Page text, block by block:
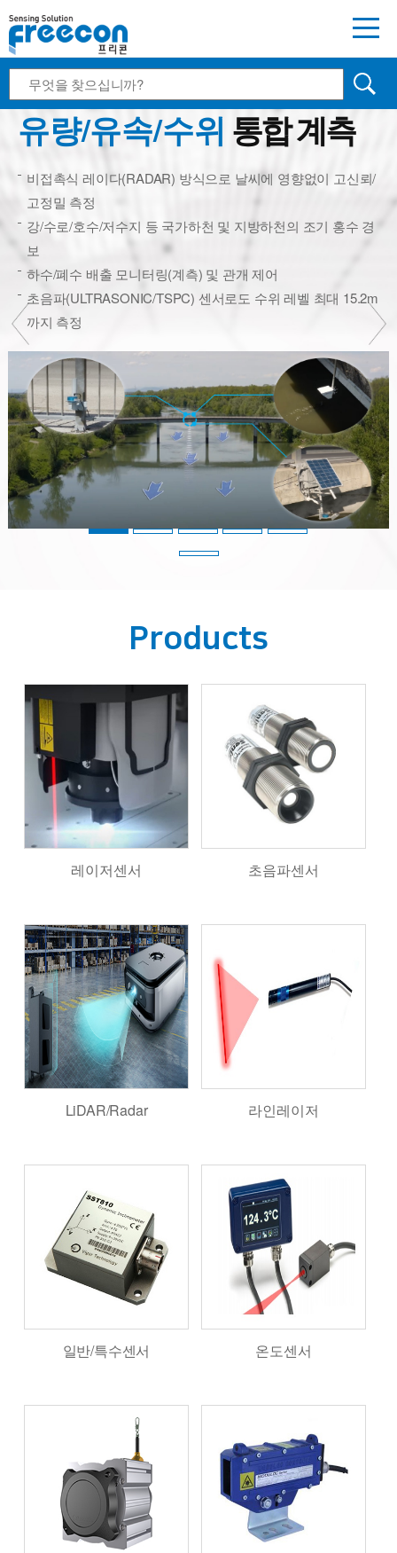
소하천 홍수 스마트 계측관리시스템
유량/유속/수위 통합 계측
비접촉식 레이다(RADAR) 방식으로 날씨에 영향없이 고신뢰/
고정밀 측정
강/수로/호수/저수지 등 국가하천 및 지방하천의 조기 홍수 경
보
하수/폐수 배출 모니터링(계측) 및 관개 제어
초음파(ULTRASONIC/TSPC) 센서로도 수위 레벨 최대 15.2m
까지 측정
Products
레이저센서 초음파센서
LiDAR/Radar 라인레이저
일반/특수센서 온도센서